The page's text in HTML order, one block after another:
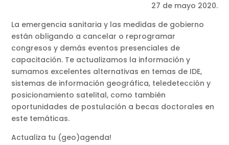
27 de mayo 2020.
La emergencia sanitaria y las medidas de gobierno
están obligando a cancelar o reprogramar
congresos y demás eventos presenciales de
capacitación. Te actualizamos la información y
sumamos excelentes alternativas en temas de IDE,
sistemas de información geográfica, teledetección y
posicionamiento satelital, como también
oportunidades de postulación a becas doctorales en
este temáticas.
Actualiza tu (geo)agenda!